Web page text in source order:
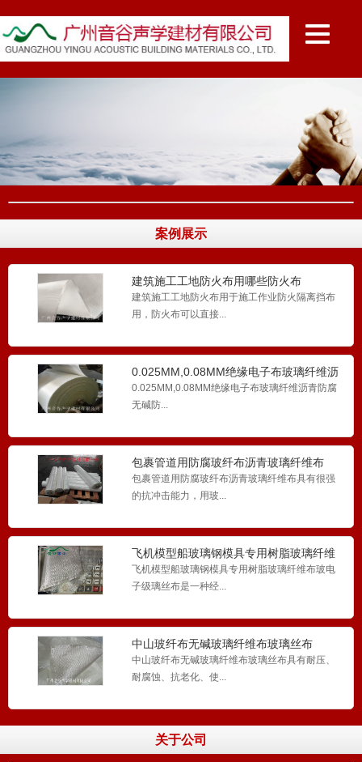
案例展示
建筑施工工地防火布用哪些防火布
建筑施工工地防火布用于施工作业防火隔离挡布
用，防火布可以直接...
0.025MM,0.08MM绝缘电子布玻璃纤维沥
青防腐无碱
0.025MM,0.08MM绝缘电子布玻璃纤维沥青防腐
无碱防...
包裹管道用防腐玻纤布沥青玻璃纤维布
包裹管道用防腐玻纤布沥青玻璃纤维布具有很强
的抗冲击能力，用玻...
飞机模型船玻璃钢模具专用树脂玻璃纤维
布玻电子级璃丝布
飞机模型船玻璃钢模具专用树脂玻璃纤维布玻电
子级璃丝布是一种经...
中山玻纤布无碱玻璃纤维布玻璃丝布
中山玻纤布无碱玻璃纤维布玻璃丝布具有耐压、
耐腐蚀、抗老化、使...
关于公司